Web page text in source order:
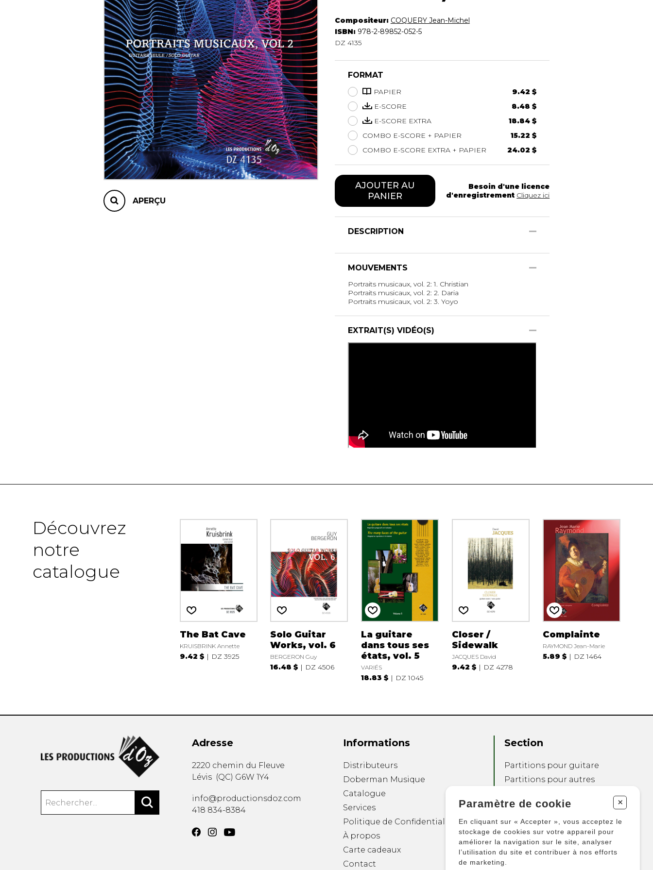
Luth
Mandoline
Orgue
Saxophone
Trombone
Trompette
Tuba
Ukulélé
Violon
Violoncelle
APERÇU
Compositeur: COQUERY Jean-Michel
ISBN: 978-2-89852-052-5
DZ 4135
FORMAT
PAPIER
9.42 $
E-SCORE
8.48 $
E-SCORE EXTRA
18.84 $
COMBO E-SCORE + PAPIER
15.22 $
COMBO E-SCORE EXTRA + PAPIER
24.02 $
AJOUTER AU
PANIER
Besoin d'une licence
d'enregistrement Cliquez ici
DESCRIPTION
MOUVEMENTS
Portraits musicaux, vol. 2: 1. Christian
Portraits musicaux, vol. 2: 2. Daria
Portraits musicaux, vol. 2: 3. Yoyo
EXTRAIT(S) VIDÉO(S)
Découvrez
notre
catalogue
The Bat Cave
KRUISBRINK Annette
9.42 $ DZ 3925
Solo Guitar
Works, vol. 6
BERGERON Guy
16.48 $ DZ 4506
La guitare
dans tous ses
états, vol. 5
VARIÉS
18.83 $ DZ 1045
Closer /
Sidewalk
JACQUES David
9.42 $ DZ 4278
Complainte
RAYMOND Jean-Marie
5.89 $ DZ 1464
Adresse
2220 chemin du Fleuve
Lévis (QC) G6W 1Y4
info@productionsdoz.com
418 834-8384
Informations
Distributeurs
Doberman Musique
Catalogue
Services
Politique de Confidentialité
À propos
Carte cadeaux
Contact
Section
Partitions pour guitare
Partitions pour autres
Partitions pour
Autres produits
Paramètre de cookie +
En cliquant sur « Accepter », vous acceptez le
stockage de cookies sur votre appareil pour
améliorer la navigation sur le site, analyser
l’utilisation du site et contribuer à nos efforts
de marketing.